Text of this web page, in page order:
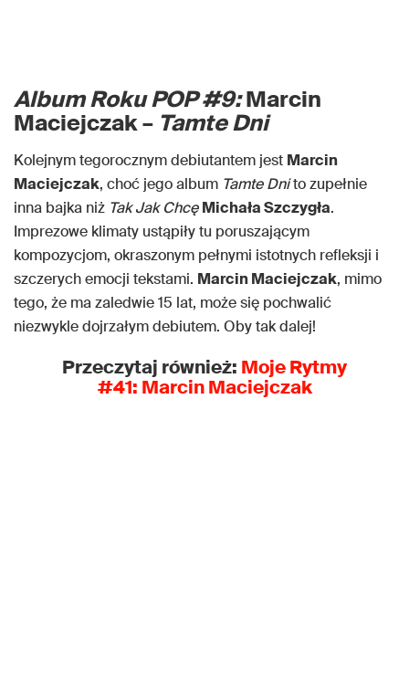
Album Roku POP #9:Marcin
Maciejczak – Tamte Dni
Kolejnym tegorocznym debiutantem jest Marcin
Maciejczak, choć jego album Tamte Dnito zupełnie
inna bajka niż Tak Jak Chcę Michała Szczygła.
Imprezowe klimaty ustąpiły tu poruszającym
kompozycjom, okraszonym pełnymi istotnych refleksji i
szczerych emocji tekstami. Marcin Maciejczak, mimo
tego, że ma zaledwie 15 lat, może się pochwalić
niezwykle dojrzałym debiutem. Oby tak dalej!
Przeczytaj również: Moje Rytmy
#41: Marcin Maciejczak